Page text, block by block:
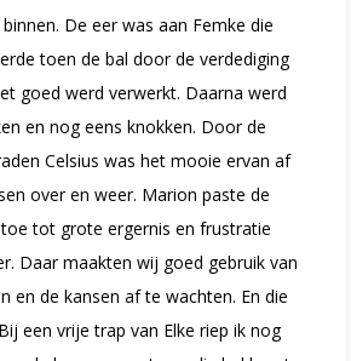
De eer was aan Femke die
toen de bal door de verdediging
goed werd verwerkt. Daarna werd
en nog eens knokken. Door de
Celsius was het mooie ervan af
over en weer. Marion paste de
tot grote ergernis en frustratie
Daar maakten wij goed gebruik van
en de kansen af te wachten. En die
een vrije trap van Elke riep ik nog